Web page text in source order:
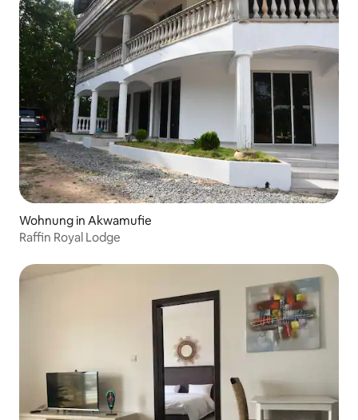
Wohnung in Akwamufie
Raffin Royal Lodge